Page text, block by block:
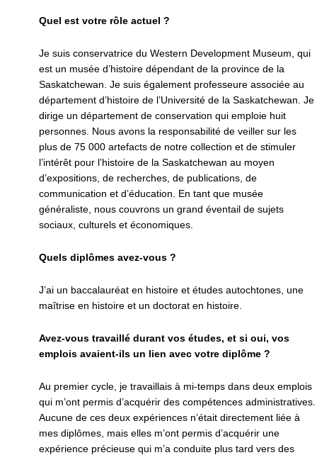
Quel est votre rôle actuel ?
Je suis conservatrice du Western Development Museum, qui
est un musée d’histoire dépendant de la province de la
Saskatchewan. Je suis également professeure associée au
département d’histoire de l’Université de la Saskatchewan. Je
dirige un département de conservation qui emploie huit
personnes. Nous avons la responsabilité de veiller sur les
plus de 75 000 artefacts de notre collection et de stimuler
l’intérêt pour l’histoire de la Saskatchewan au moyen
d’expositions, de recherches, de publications, de
communication et d’éducation. En tant que musée
généraliste, nous couvrons un grand éventail de sujets
sociaux, culturels et économiques.
Quels diplômes avez-vous ?
J’ai un baccalauréat en histoire et études autochtones, une
maîtrise en histoire et un doctorat en histoire.
Avez-vous travaillé durant vos études, et si oui, vos
emplois avaient-ils un lien avec votre diplôme ?
Au premier cycle, je travaillais à mi-temps dans deux emplois
qui m’ont permis d’acquérir des compétences administratives.
Aucune de ces deux expériences n’était directement liée à
mes diplômes, mais elles m’ont permis d’acquérir une
expérience précieuse qui m’a conduite plus tard vers des